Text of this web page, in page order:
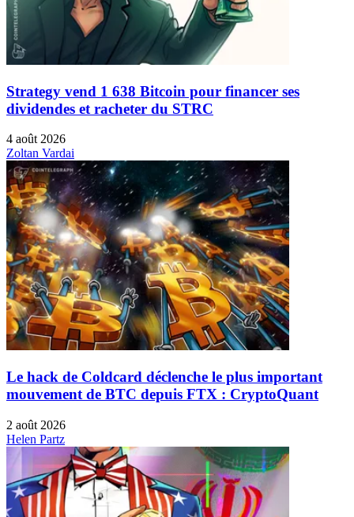
Strategy vend 1 638 Bitcoin pour financer ses
dividendes et racheter du STRC
4 août 2026
Zoltan Vardai
Le hack de Coldcard déclenche le plus important
mouvement de BTC depuis FTX : CryptoQuant
2 août 2026
Helen Partz